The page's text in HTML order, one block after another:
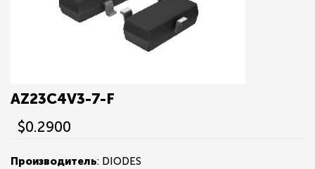
AZ23C4V3-7-F
$0.2900
Производитель: DIODES